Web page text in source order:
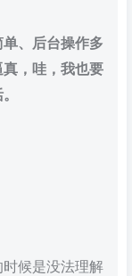
、后台操作多
，哇，我也要
候是没法理解